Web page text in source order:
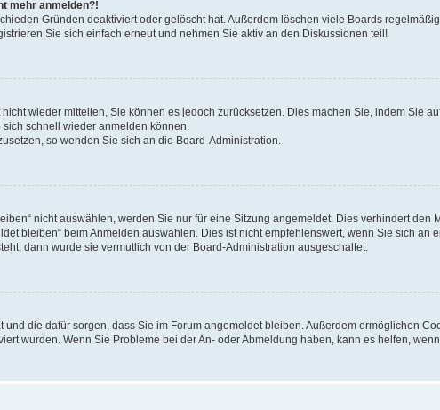
mehr anmelden?!
Gründen deaktiviert oder gelöscht hat. Außerdem löschen viele Boards
Sie sich einfach erneut und nehmen Sie aktiv an den Diskussionen teil!
wieder mitteilen, Sie können es jedoch zurücksetzen. Dies machen Sie, indem Sie
schnell wieder anmelden können.
so wenden Sie sich an die Board-Administration.
nicht auswählen, werden Sie nur für eine Sitzung angemeldet. Dies verhindert den
bleiben“ beim Anmelden auswählen. Dies ist nicht empfehlenswert, wenn Sie sich an
dann wurde sie vermutlich von der Board-Administration ausgeschaltet.
und die dafür sorgen, dass Sie im Forum angemeldet bleiben. Außerdem ermöglichen
wurden. Wenn Sie Probleme bei der An- oder Abmeldung haben, kann es helfen,